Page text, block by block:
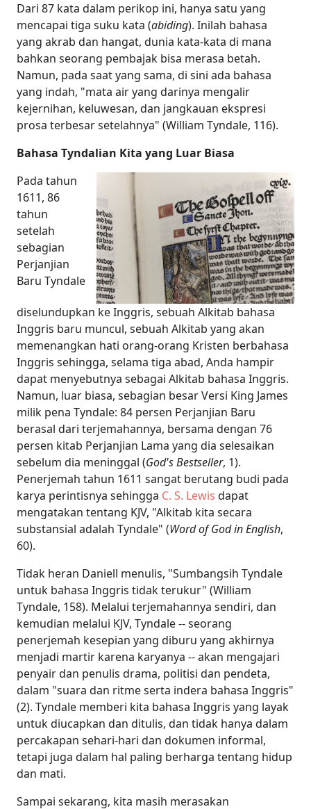
Dari 87 kata dalam perikop ini, hanya satu yang
mencapai tiga suku kata (abiding). Inilah bahasa
yang akrab dan hangat, dunia kata-kata di mana
bahkan seorang pembajak bisa merasa betah.
Namun, pada saat yang sama, di sini ada bahasa
yang indah, "mata air yang darinya mengalir
kejernihan, keluwesan, dan jangkauan ekspresi
prosa terbesar setelahnya" (William Tyndale, 116).
Bahasa Tyndalian Kita yang Luar Biasa
Pada tahun
1611, 86
tahun
setelah
sebagian
Perjanjian
Baru Tyndale
diselundupkan ke Inggris, sebuah Alkitab bahasa
Inggris baru muncul, sebuah Alkitab yang akan
memenangkan hati orang-orang Kristen berbahasa
Inggris sehingga, selama tiga abad, Anda hampir
dapat menyebutnya sebagai Alkitab bahasa Inggris.
Namun, luar biasa, sebagian besar Versi King James
milik pena Tyndale: 84 persen Perjanjian Baru
berasal dari terjemahannya, bersama dengan 76
persen kitab Perjanjian Lama yang dia selesaikan
sebelum dia meninggal (God's Bestseller, 1).
Penerjemah tahun 1611 sangat berutang budi pada
karya perintisnya sehingga C. S. Lewis dapat
mengatakan tentang KJV, "Alkitab kita secara
substansial adalah Tyndale" (Word of God in English,
60).
Tidak heran Daniell menulis, "Sumbangsih Tyndale
untuk bahasa Inggris tidak terukur" (William
Tyndale, 158). Melalui terjemahannya sendiri, dan
kemudian melalui KJV, Tyndale -- seorang
penerjemah kesepian yang diburu yang akhirnya
menjadi martir karena karyanya -- akan mengajari
penyair dan penulis drama, politisi dan pendeta,
dalam "suara dan ritme serta indera bahasa Inggris"
(2). Tyndale memberi kita bahasa Inggris yang layak
untuk diucapkan dan ditulis, dan tidak hanya dalam
percakapan sehari-hari dan dokumen informal,
tetapi juga dalam hal paling berharga tentang hidup
dan mati.
Sampai sekarang, kita masih merasakan